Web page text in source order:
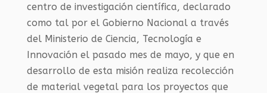
centro de investigación científica, declarado
como tal por el Gobierno Nacional a través
del Ministerio de Ciencia, Tecnología e
Innovación el pasado mes de mayo, y que en
desarrollo de esta misión realiza recolección
de material vegetal para los proyectos que